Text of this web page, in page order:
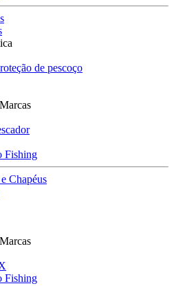
de pescoço
Fishing
Chapéus
Fishing